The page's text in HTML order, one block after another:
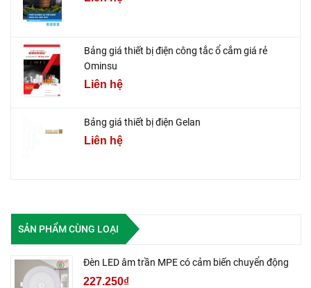
Bảng giá thiết bị điện công tắc ổ cắm giá rẻ
Ominsu
Liên hệ
Bảng giá thiết bị điện Gelan
Liên hệ
SẢN PHẨM CÙNG LOẠI
Đèn LED âm trần MPE có cảm biến chuyển động
227.250₫